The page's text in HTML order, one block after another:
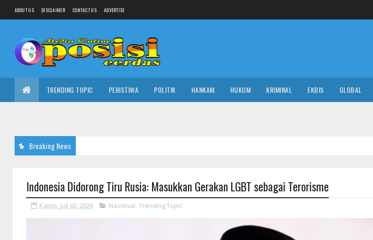
ABOUT US DISCLAIMER CONTACT US ADVERTISE
TRENDING TOPIC PERISTIWA POLITIK HANKAM HUKUM KRIMINAL EKBIS GLOBAL
Breaking News
Indonesia Didorong Tiru Rusia: Masukkan Gerakan LGBT sebagai Terorisme
Kamis, Juli 02, 2026 Nasional, Trending Topic